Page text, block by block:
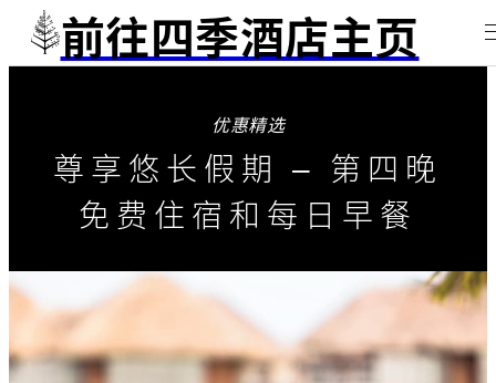
前往四季酒店主页
优惠精选
尊享悠长假期 – 第四晚
免费住宿和每日早餐